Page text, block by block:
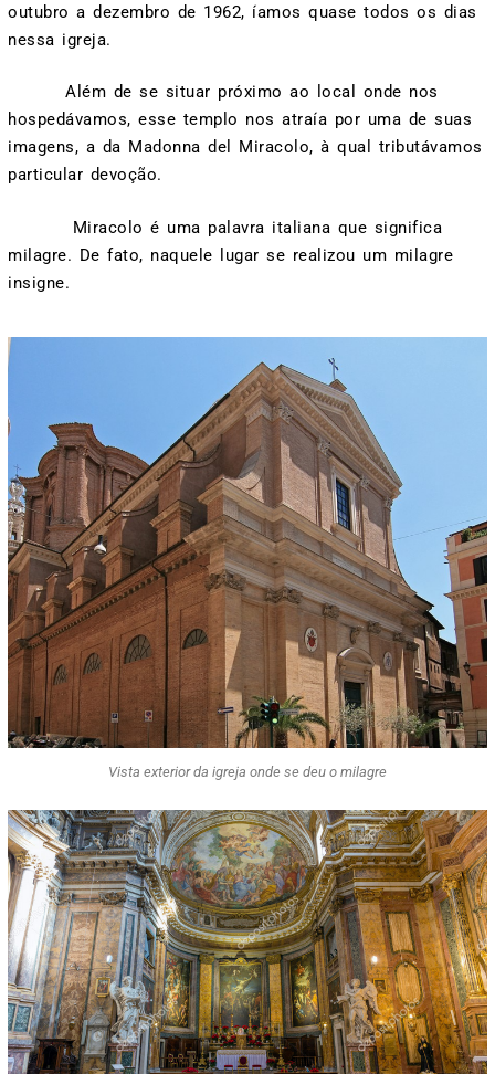
outubro a dezembro de 1962, íamos quase todos os dias
nessa igreja.
Além de se situar próximo ao local onde nos
hospedávamos, esse templo nos atraía por uma de suas
imagens, a da Madonna del Miracolo, à qual tributávamos
particular devoção.
Miracolo é uma palavra italiana que significa
milagre. De fato, naquele lugar se realizou um milagre
insigne.
Vista exterior da igreja onde se deu o milagre